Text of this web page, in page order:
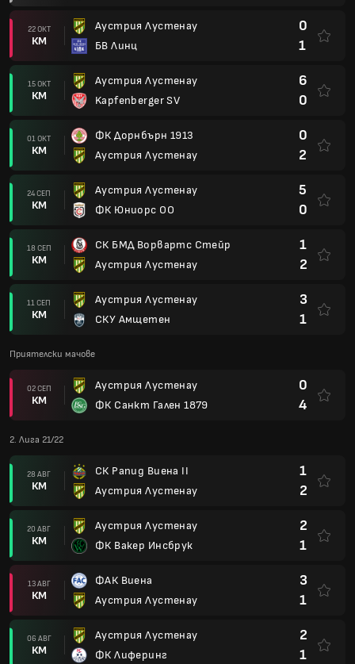
22 ОКТ
КМ
Аустрия Лустенау
БВ Линц
0
1
15 ОКТ
КМ
Аустрия Лустенау
Kapfenberger SV
6
0
01 ОКТ
КМ
ФК Дорнбърн 1913
Аустрия Лустенау
0
2
24 СЕП
КМ
Аустрия Лустенау
ФК Юниорс ОО
5
0
18 СЕП
КМ
СК БМД Ворвартс Стейр
Аустрия Лустенау
1
2
11 СЕП
КМ
Аустрия Лустенау
СКУ Амщетен
3
1
Приятелски мачове
02 СЕП
КМ
Аустрия Лустенау
ФК Санкт Гален 1879
0
4
2. Лига 21/22
28 АВГ
КМ
СК Рапид Виена II
Аустрия Лустенау
1
2
20 АВГ
КМ
Аустрия Лустенау
ФК Вакер Инсбрук
2
1
13 АВГ
КМ
ФАК Виена
Аустрия Лустенау
3
1
06 АВГ
КМ
Аустрия Лустенау
ФК Лиферинг
2
1